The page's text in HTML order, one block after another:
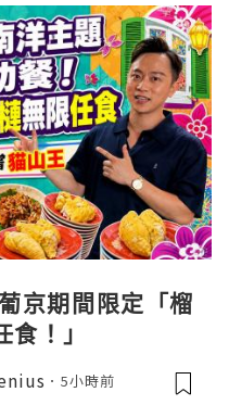
京期間限定「榴
！」
5小時前